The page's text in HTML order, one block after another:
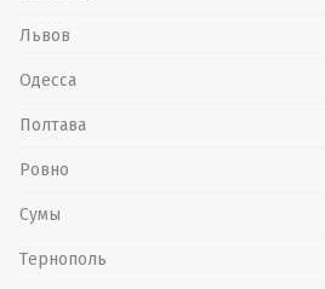
Львов
Одесса
Полтава
Ровно
Сумы
Тернополь